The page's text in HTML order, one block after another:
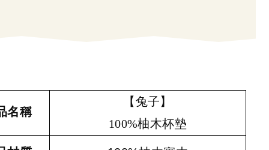
名稱
【兔子】
100%柚木杯墊